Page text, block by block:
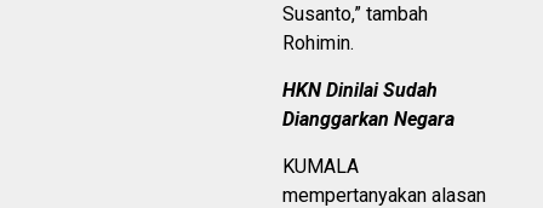
Susanto,” tambah
Rohimin.
HKN Dinilai Sudah
Dianggarkan Negara
KUMALA
mempertanyakan alasan